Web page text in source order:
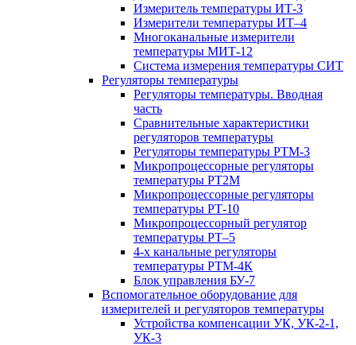
Измеритель температуры ИТ-3
Измерители температуры ИТ–4
Многоканальные измерители
температуры МИТ-12
Система измерения температуры СИТ
Регуляторы температуры
Регуляторы температуры. Вводная
часть
Сравнительные характеристики
регуляторов температуры
Регуляторы температуры РТМ-3
Микропроцессорные регуляторы
температуры РТ2М
Микропроцессорные регуляторы
температуры РТ-10
Микропроцессорный регулятор
температуры РТ–5
4-х канальные регуляторы
температуры РТМ-4К
Блок управления БУ-7
Вспомогательное оборудование для
измерителей и регуляторов температуры
Устройства компенсации УК, УК-2-1,
УК-3